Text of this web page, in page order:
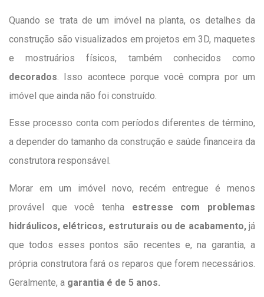
Quando se trata de um imóvel na planta, os detalhes da
construção são visualizados em projetos em 3D, maquetes
e mostruários físicos, também conhecidos como
decorados . Isso acontece porque você compra por um
imóvel que ainda não foi construído.
Esse processo conta com períodos diferentes de término,
a depender do tamanho da construção e saúde financeira da
construtora responsável.
Morar em um imóvel novo, recém entregue é menos
provável que você tenha estresse com problemas
hidráulicos, elétricos, estruturais ou de acabamento, já
que todos esses pontos são recentes e, na garantia, a
própria construtora fará os reparos que forem necessários.
Geralmente, a garantia é de 5 anos.